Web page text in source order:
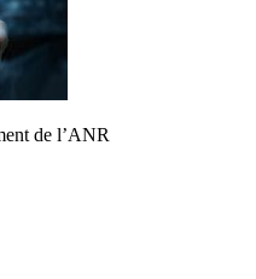
de l’ANR